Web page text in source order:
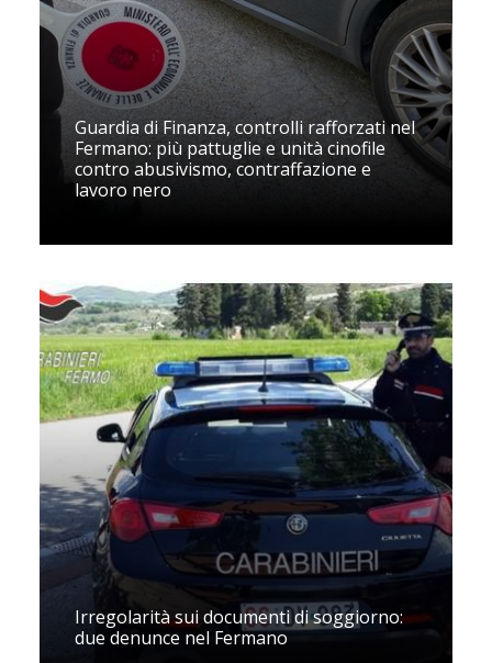
Guardia di Finanza, controlli rafforzati nel
Fermano: più pattuglie e unità cinofile
contro abusivismo, contraffazione e
lavoro nero
Irregolarità sui documenti di soggiorno:
due denunce nel Fermano